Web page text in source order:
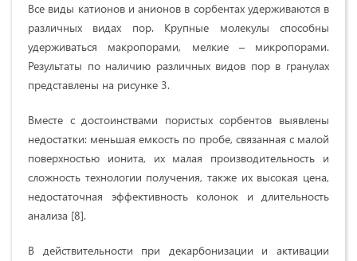
Все виды катионов и анионов в сорбентах удерживаются в
различных видах пор. Крупные молекулы способны
удерживаться макропорами, мелкие – микропорами.
Результаты по наличию различных видов пор в гранулах
представлены на рисунке 3.
Вместе с достоинствами пористых сорбентов выявлены
недостатки: меньшая емкость по пробе, связанная с малой
поверхностью ионита, их малая производительность и
сложность технологии получения, также их высокая цена,
недостаточная эффективность колонок и длительность
анализа [8].
В действительности при декарбонизации и активации